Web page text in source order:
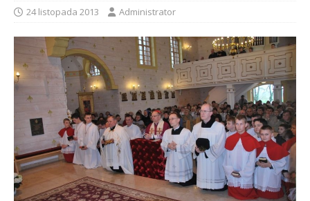
24 listopada 2013 Administrator